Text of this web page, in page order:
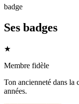
badge
Ses badges
★
Membre fidèle
Ton ancienneté dans la
années.